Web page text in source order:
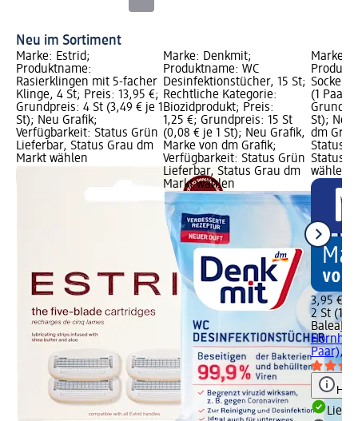
Neu im Sortiment
Marke: Estrid;
Produktname:
Rasierklingen mit 5-facher
Klinge, 4 St; Preis: 13,95 €;
Grundpreis: 4 St (3,49 € je 1
St); Neu Grafik;
Verfügbarkeit: Status Grün
Lieferbar, Status Grau dm
Markt wählen
Marke: Denkmit;
Produktname: WC
Desinfektionstücher, 15 St;
Rechtliche Kategorie:
Biozidprodukt; Preis:
1,25 €; Grundpreis: 15 St
(0,08 € je 1 St); Neu Grafik,
Marke von dm Grafik;
Verfügbarkeit: Status Grün
Lieferbar, Status Grau dm
Markt wählen
Marke:
Socken
(1
St); Neu
dm
Status
Status
wählen
3,95 €
2 St
Balea
Paar), 2